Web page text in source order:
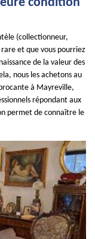
(collectionneur,
et que vous pourriez
de la valeur des
nous les achetons au
à Mayreville,
répondant aux
permet de connaître le